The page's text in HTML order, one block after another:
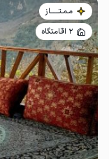
مـمـتــــــاز
2 اقامتگاه